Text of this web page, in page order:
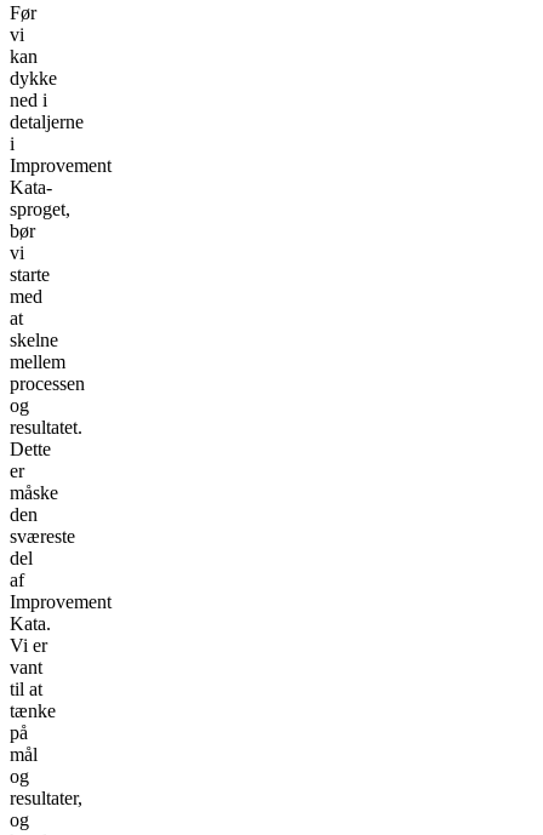
Før
vi
kan
dykke
ned i
detaljerne
i
Improvement
Kata-
sproget,
bør
vi
starte
med
at
skelne
mellem
processen
og
resultatet.
Dette
er
måske
den
sværeste
del
af
Improvement
Kata.
Vi er
vant
til at
tænke
på
mål
og
resultater,
og